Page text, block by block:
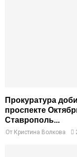
Прокуратура
проспекте
Ставрополь...
От Кристина Волкова